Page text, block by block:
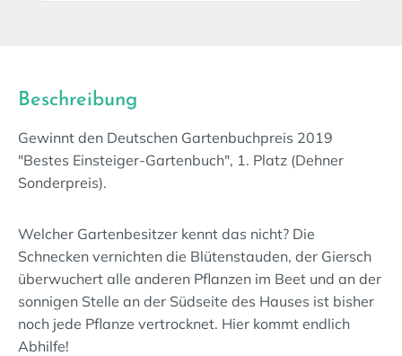
Beschreibung
Gewinnt den Deutschen Gartenbuchpreis 2019
"Bestes Einsteiger-Gartenbuch", 1. Platz (Dehner
Sonderpreis).
Welcher Gartenbesitzer kennt das nicht? Die
Schnecken vernichten die Blütenstauden, der Giersch
überwuchert alle anderen Pflanzen im Beet und an der
sonnigen Stelle an der Südseite des Hauses ist bisher
noch jede Pflanze vertrocknet. Hier kommt endlich
Abhilfe!